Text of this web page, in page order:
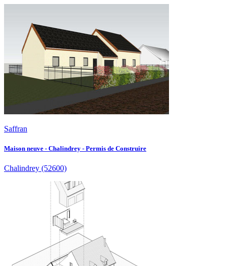
Saffran
Maison neuve - Chalindrey - Permis de Construire
Chalindrey (52600)